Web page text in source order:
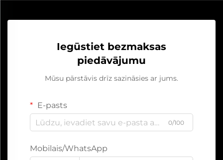
Iegūstiet bezmaksas
piedāvājumu
Mūsu pārstāvis drīz sazināsies ar jums.
E-pasts
0/100
Mobilais/WhatsApp